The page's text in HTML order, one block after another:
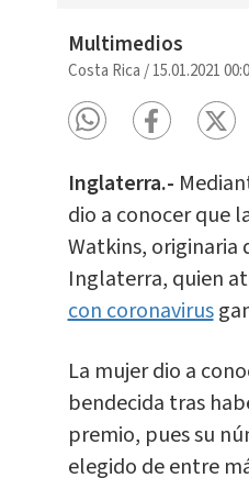
Multimedios
Costa Rica /15.01.2021
Inglaterra.-
dio a conocer que
Watkins, originaria
Inglaterra, quien
con coronavirus
La mujer dio a
bendecida tras
premio, pues su
elegido de entre